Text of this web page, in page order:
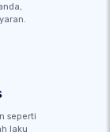
seperti
laku